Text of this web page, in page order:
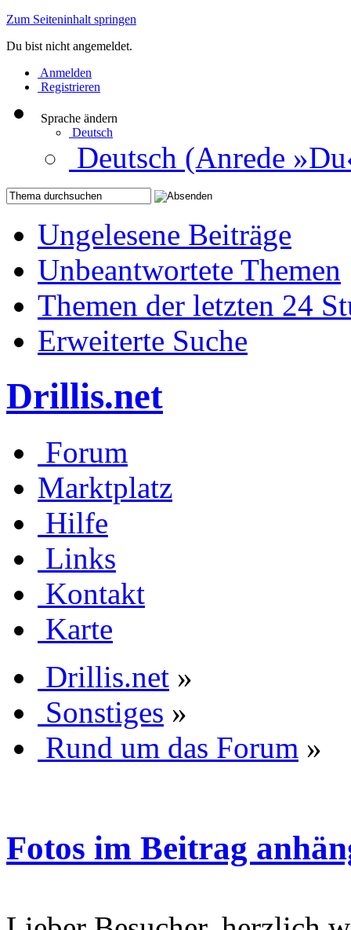
Zum Seiteninhalt springen
Du bist nicht angemeldet.
Anmelden
Registrieren
Sprache ändern
Deutsch
Deutsch (Anrede
Ungelesene Beiträge
Unbeantwortete Themen
Themen der letzten 24
Erweiterte Suche
Drillis.net
Forum
Marktplatz
Hilfe
Links
Kontakt
Karte
Drillis.net »
Sonstiges »
Rund um das Forum »
Fotos im Beitrag